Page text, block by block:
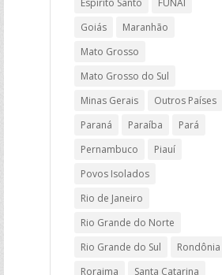
Espírito Santo
FUNAI
Goiás
Maranhão
Mato Grosso
Mato Grosso do Sul
Minas Gerais
Outros Países
Paraná
Paraíba
Pará
Pernambuco
Piauí
Povos Isolados
Rio de Janeiro
Rio Grande do Norte
Rio Grande do Sul
Rondônia
Roraima
Santa Catarina